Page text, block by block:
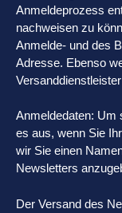
Anmeldeprozess
nachweisen zu
Anmelde- und des
Adresse. Ebenso
Anmeldedaten: Um
es aus, wenn Sie
wir Sie einen
Newsletters
Der Versand des